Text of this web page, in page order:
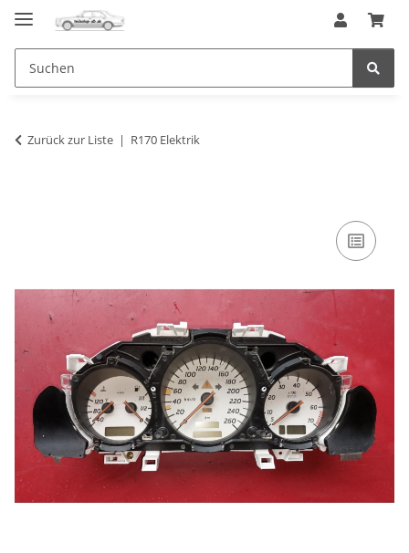
Zurück zur Liste R170 Elektrik